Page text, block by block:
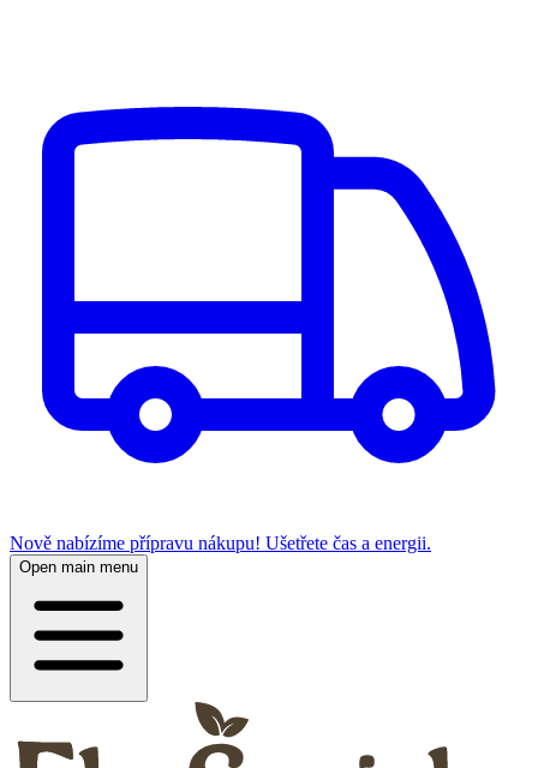
Nově nabízíme přípravu nákupu! Ušetřete čas a energii.
Open main menu